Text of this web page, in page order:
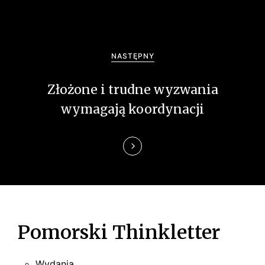
NASTĘPNY
Złożone i trudne wyzwania
wymagają koordynacji
Pomorski Thinkletter